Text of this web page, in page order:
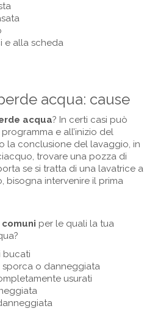
e alla scheda
acqua: cause
acqua? In certi casi può
e all’inizio del
la conclusione del lavaggio, in
trovare una pozza di
se si tratta di una lavatrice a
bisogna intervenire il prima
per le quali la tua
bucati
sporca o danneggiata
usurati